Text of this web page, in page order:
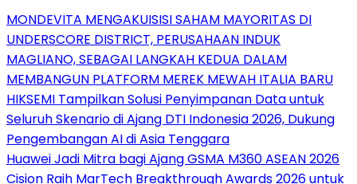
MONDEVITA MENGAKUISISI SAHAM MAYORITAS DI
UNDERSCORE DISTRICT, PERUSAHAAN INDUK
MAGLIANO, SEBAGAI LANGKAH KEDUA DALAM
MEMBANGUN PLATFORM MEREK MEWAH ITALIA BARU
HIKSEMI Tampilkan Solusi Penyimpanan Data untuk
Seluruh Skenario di Ajang DTI Indonesia 2026, Dukung
Pengembangan AI di Asia Tenggara
Huawei Jadi Mitra bagi Ajang GSMA M360 ASEAN 2026
Cision Raih MarTech Breakthrough Awards 2026 untuk